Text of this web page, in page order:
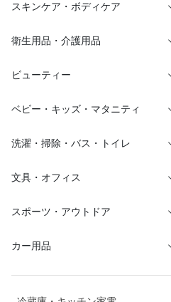
スキンケア・ボディケア
衛生用品・介護用品
ビューティー
ベビー・キッズ・マタニティ
洗濯・掃除・バス・トイレ
文具・オフィス
スポーツ・アウトドア
カー用品